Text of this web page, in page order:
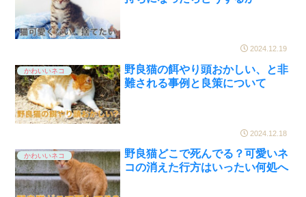
2024.12.19
かわいいネコ
野良猫の餌やり頭おかしい、と非
難される事例と良策について
2024.12.18
かわいいネコ
野良猫どこで死んでる？可愛いネ
コの消えた行方はいったい何処へ